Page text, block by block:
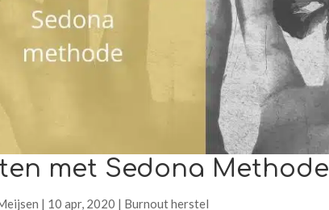
met Sedona Methode
| 10 apr, 2020 | Burnout herstel